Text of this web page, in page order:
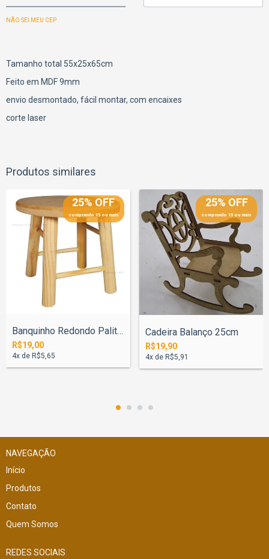
NÃO SEI MEU CEP
Tamanho total 55x25x65cm
Feito em MDF 9mm
envio desmontado, fácil montar, com encaixes
corte laser
Produtos similares
25% OFF
comprando 15 ou mais
Banquinho Redondo Palito Mesa 14cm
R$19,00
4x de R$5,65
25% OFF
comprando 15 ou mais
Cadeira Balanço 25cm
R$19,90
4x de R$5,91
NAVEGAÇÃO
Início
Produtos
Contato
Quem Somos
REDES SOCIAIS